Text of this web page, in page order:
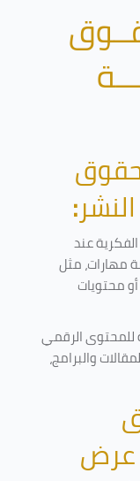
:
عند
مهارات، مثل
أو محتويات
للمحتوى الرقمي
والبرامج،
عرض